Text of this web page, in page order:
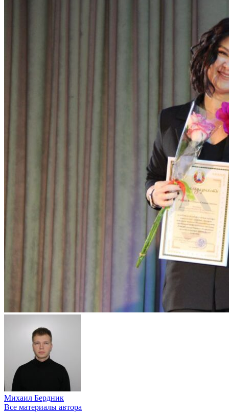
Михаил Бердник
Все материалы автора